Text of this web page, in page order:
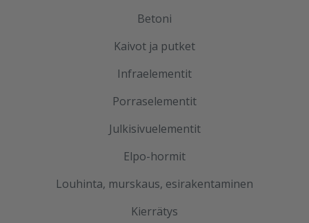
Betoni
Kaivot ja putket
Infraelementit
Porraselementit
Julkisivuelementit
Elpo-hormit
Louhinta, murskaus, esirakentaminen
Kierrätys